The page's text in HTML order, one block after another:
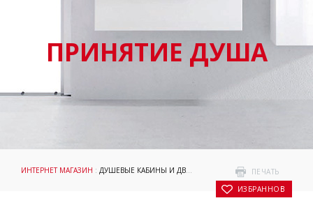
ПРИНЯТИЕ ДУША
ПЕЧАТЬ
В ИЗБРАННОЕ
ИНТЕРНЕТ МАГАЗИН : ДУШЕВЫЕ КАБИНЫ И ДВЕРИ ПРИНЯТИЕ ДУША: ДУШЕВОЙ